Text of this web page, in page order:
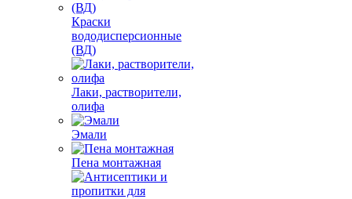
Краски
вододисперсионные
(ВД)
Лаки, растворители,
олифа
Эмали
Пена монтажная